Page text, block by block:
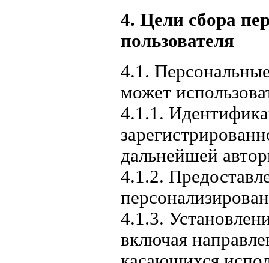
4. Цели сбора
пользователя
4.1.
может
4.1.1.
дальнейшей
4.1.2.
4.1.3.
включая